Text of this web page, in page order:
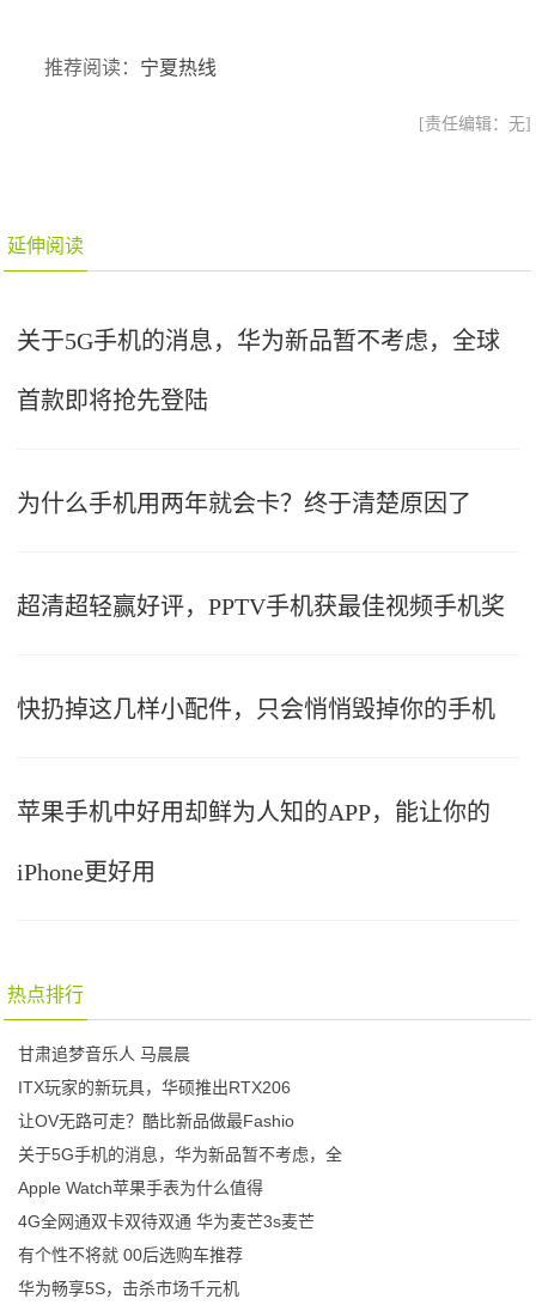
推荐阅读： 宁夏热线
[责任编辑：无]
延伸阅读
关于5G手机的消息，华为新品暂不考虑，全球
首款即将抢先登陆
为什么手机用两年就会卡？终于清楚原因了
超清超轻赢好评，PPTV手机获最佳视频手机奖
快扔掉这几样小配件，只会悄悄毁掉你的手机
苹果手机中好用却鲜为人知的APP，能让你的
iPhone更好用
热点排行
甘肃追梦音乐人 马晨晨
ITX玩家的新玩具，华硕推出RTX206
让OV无路可走？酷比新品做最Fashio
关于5G手机的消息，华为新品暂不考虑，全
Apple Watch苹果手表为什么值得
4G全网通双卡双待双通 华为麦芒3s麦芒
有个性不将就 00后选购车推荐
华为畅享5S，击杀市场千元机